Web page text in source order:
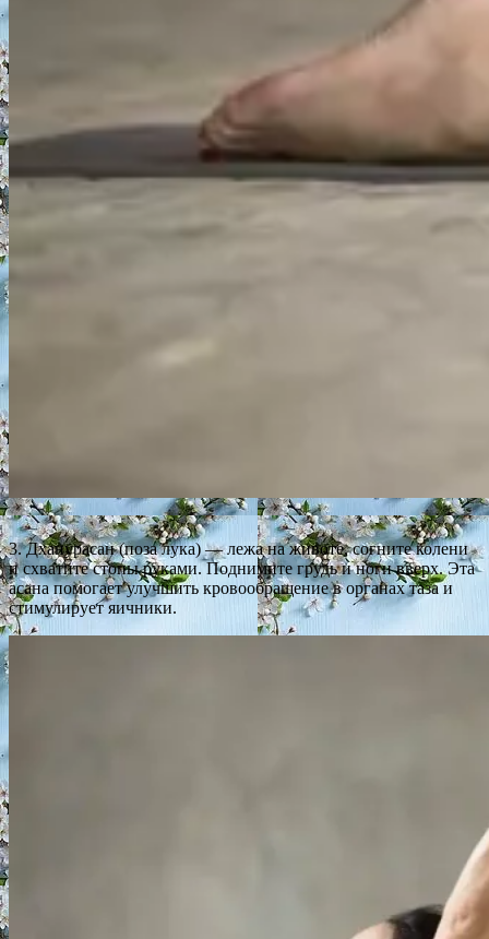
3. Дханурасан (поза лука) — лежа на животе, согните колени
и схватите стопы руками. Поднимите грудь и ноги вверх. Эта
асана помогает улучшить кровообращение в органах таза и
стимулирует яичники.